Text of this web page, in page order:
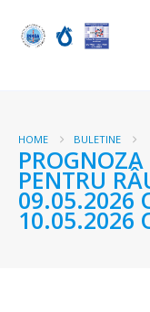
HOME BULETINE
PENTRU
09.05.2026
10.05.2026